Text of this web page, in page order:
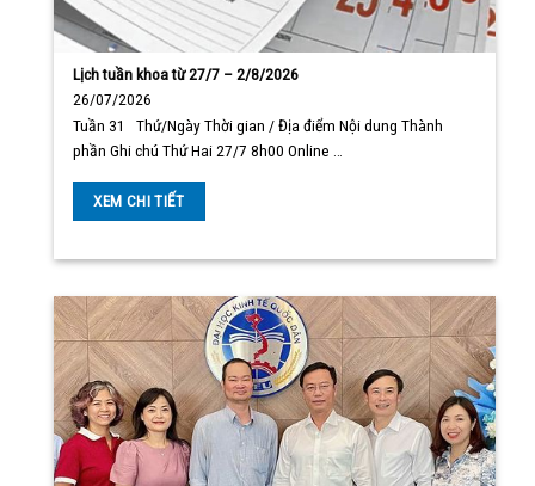
Lịch tuần khoa từ 27/7 – 2/8/2026
26/07/2026
Tuần 31 Thứ/Ngày Thời gian / Địa điểm Nội dung Thành
phần Ghi chú Thứ Hai 27/7 8h00 Online …
XEM CHI TIẾT